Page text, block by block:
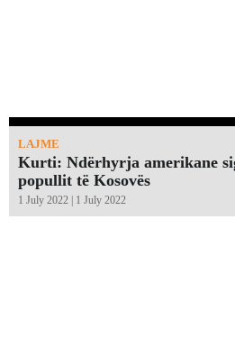
LAJME
Kurti: Ndërhyrja amerikane
popullit të Kosovës
1 July 2022 | 1 July 2022